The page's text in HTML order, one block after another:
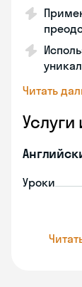
Читать
Уроки